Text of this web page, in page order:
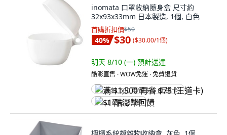
inomata 口罩收納隨身盒 尺寸約
32x93x33mm 日本製造, 1個, 白色
首購折扣價$50
40% $30 ($30.00/1個)
明天 8/10 (一) 預計送達
酷澎直售 ∙ WOW免運 ∙ 免費退貨
满 $1,500 再省 $75 (王道卡)
$1 酷澎幣回饋